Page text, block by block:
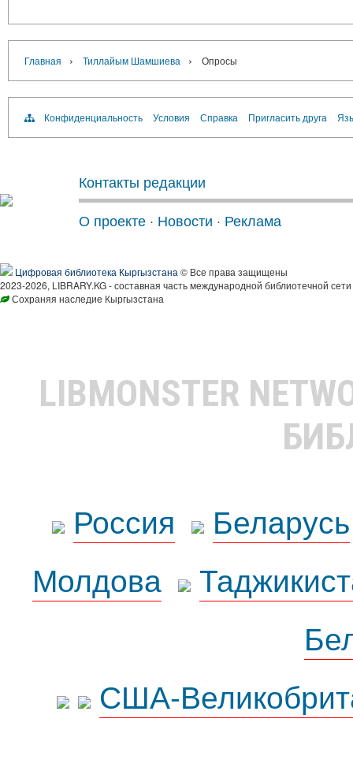
Главная › Тиллайым Шамшиева › Опросы
Конфиденциальность Условия Справка Пригласить друга
Контакты редакции
О проекте · Новости · Реклама
Цифровая библиотека Кыргызстана © Все права защищены
2023-2026, LIBRARY.KG - составная часть международной библиотечной
Сохраняя наследие Кыргызстана
LIBMONSTER
Россия
Беларусь
Молдова
США-